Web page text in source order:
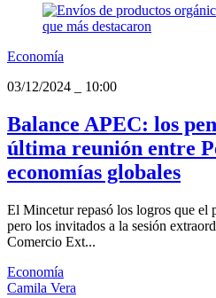
Economía
03/12/2024
10:00
Balance APEC: los
última reunión entre
economías globales
El Mincetur repasó los logros que el
pero los invitados a la sesión
Comercio Ext...
Economía
Camila Vera